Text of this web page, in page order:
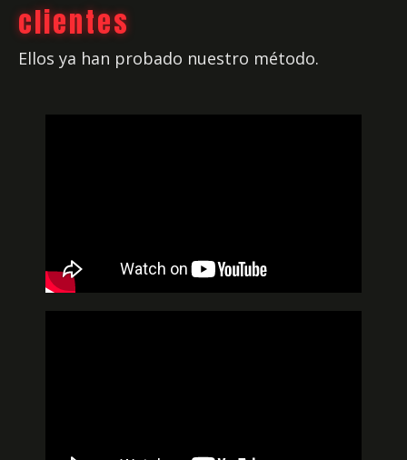
clientes
Ellos ya han probado nuestro método.